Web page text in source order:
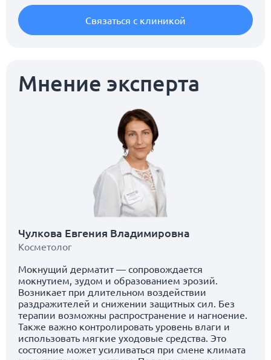
Связаться с клиникой
Мнение эксперта
Чулкова Евгения Владимировна
Косметолог
Мокнущий дерматит — сопровождается
мокнутием, зудом и образованием эрозий.
Возникает при длительном воздействии
раздражителей и снижении защитных сил. Без
терапии возможны распространение и нагноение.
Также важно контролировать уровень влаги и
использовать мягкие уходовые средства. Это
состояние может усиливаться при смене климата